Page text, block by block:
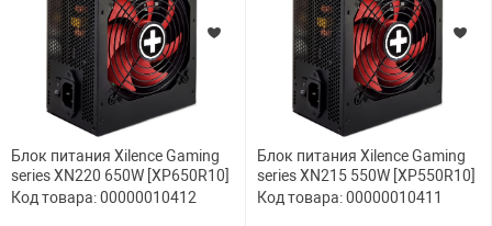
Блок питания Xilence Gaming
series XN220 650W [XP650R10]
Код товара: 00000010412
Блок питания Xilence Gaming
series XN215 550W [XP550R10]
Код товара: 00000010411